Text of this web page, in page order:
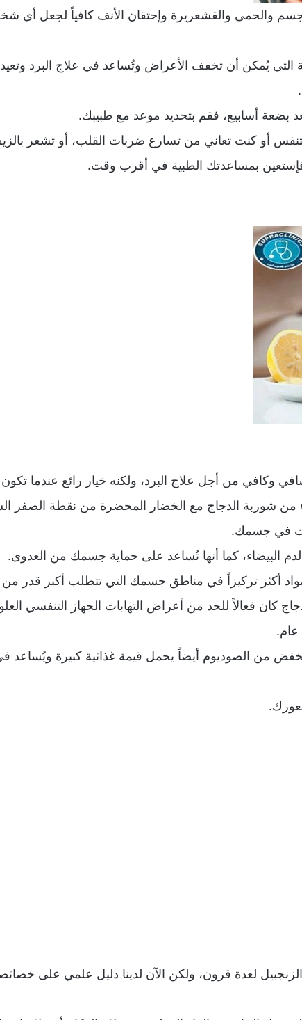
والحمى والقشعريرة وإحتقان الأنف كافياً لجعل أي
التي يُمكن أن تخفف الأعراض وتُساعد في علاج البرد وتعيد
بضعة أسابيع، فقم بتحديد موعد مع طبيبك.
أو كنت تعاني من تسارع ضربات القلب، أو تشعر
بمساعدتك الطبية في أقرب وقت.
وكافي من أجل علاج البرد، ولكنه خيار رائع عندما
من شوربة الدجاج مع الخضار المحضرة من نقطة الصفر
في جسمك.
البيضاء، كما أنها تُساعد على حماية جسمك من العدوى.
أكثر تركيزاً في مناطق جسمك التي تتطلب أكبر قدر من
كان فعالاً للحد من أعراض التهابات الجهاز التنفسي
عام.
من الصوديوم أيضاً يحمل قيمة غذائية كبيرة ويُساعد
لعدة قرون، ولكن الآن لدينا دليل علمي على